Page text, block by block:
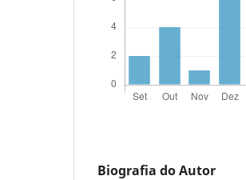
Biografia do Autor